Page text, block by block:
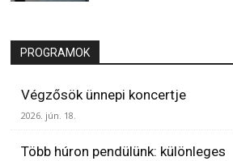
PROGRAMOK
Végzősök ünnepi koncertje
2026. jún. 18.
Több húron pendülünk: különleges